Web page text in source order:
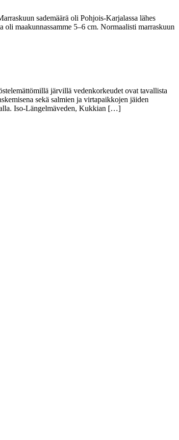
sademäärä oli Pohjois-Karjalassa lähes
oli maakunnassamme 5–6 cm. Normaalisti marraskuun
järvillä vedenkorkeudet ovat tavallista
sekä salmien ja virtapaikkojen jäiden
Iso-Längelmäveden, Kukkian […]